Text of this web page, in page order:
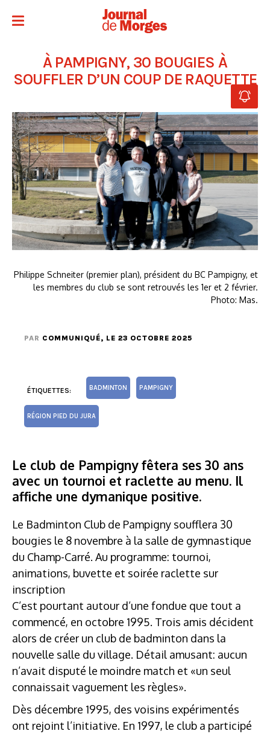
À PAMPIGNY, 30 BOUGIES À
SOUFFLER D’UN COUP DE RAQUETTE
Philippe Schneiter (premier plan), président du BC Pampigny, et
les membres du club se sont retrouvés les 1er et 2 février.
Photo: Mas.
PAR COMMUNIQUÉ, LE 23 OCTOBRE 2025
ÉTIQUETTES: BADMINTON PAMPIGNY
RÉGION PIED DU JURA
Le club de Pampigny fêtera ses 30 ans
avec un tournoi et raclette au menu. Il
affiche une dymanique positive.
Le Badminton Club de Pampigny soufflera 30
bougies le 8 novembre à la salle de gymnastique
du Champ-Carré. Au programme: tournoi,
animations, buvette et soirée raclette sur
inscription
C’est pourtant autour d’une fondue que tout a
commencé, en octobre 1995. Trois amis décident
alors de créer un club de badminton dans la
nouvelle salle du village. Détail amusant: aucun
n’avait disputé le moindre match et «un seul
connaissait vaguement les règles».
Dès décembre 1995, des voisins expérimentés
ont rejoint l’initiative. En 1997, le club a participé